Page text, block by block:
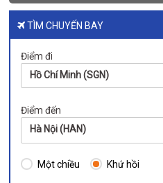
TÌM CHUYẾN BAY
Điểm đi
Hồ Chí Minh (SGN)
Điểm đến
Hà Nội (HAN)
Một chiều Khứ hồi